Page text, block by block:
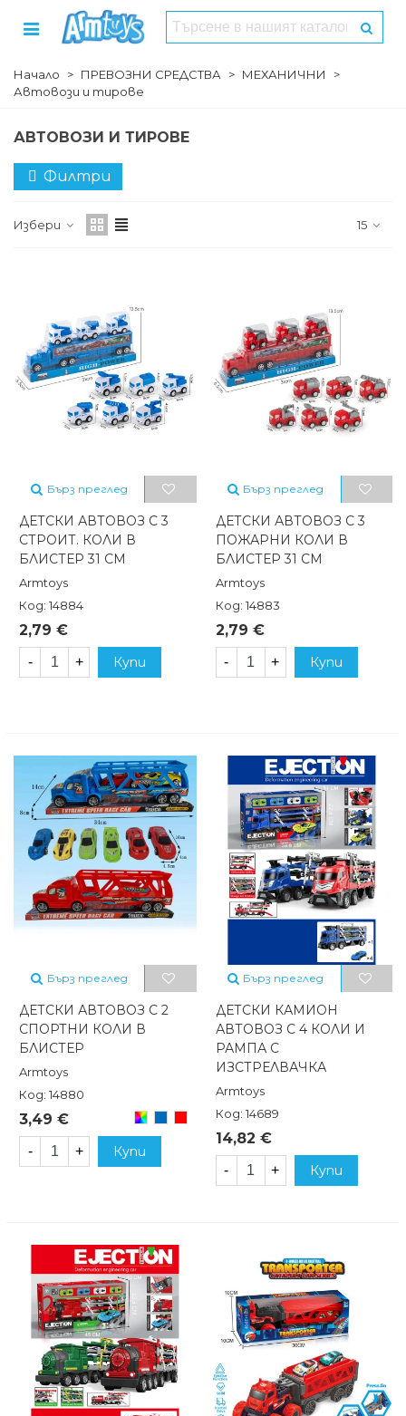
Начало > ПРЕВОЗНИ СРЕДСТВА > МЕХАНИЧНИ
>
Автовози и тирове
АВТОВОЗИ И ТИРОВЕ
Филтри
Избери 15
Бърз преглед
ДЕТСКИ АВТОВОЗ С 3
СТРОИТ. КОЛИ В
БЛИСТЕР 31 СМ
Armtoys
Код: 14884
2,79 €
- + Купи
Бърз преглед
ДЕТСКИ АВТОВОЗ С 3
ПОЖАРНИ КОЛИ В
БЛИСТЕР 31 СМ
Armtoys
Код: 14883
2,79 €
- + Купи
Бърз преглед
ДЕТСКИ АВТОВОЗ С 2
СПОРТНИ КОЛИ В
БЛИСТЕР
Armtoys
Код: 14880
3,49 €
Произволен/
Червен
- + Купи
Бърз преглед
ДЕТСКИ КАМИОН
АВТОВОЗ С 4 КОЛИ И
РАМПА С
ИЗСТРЕЛВАЧКА
Armtoys
Код: 14689
14,82 €
- + Купи